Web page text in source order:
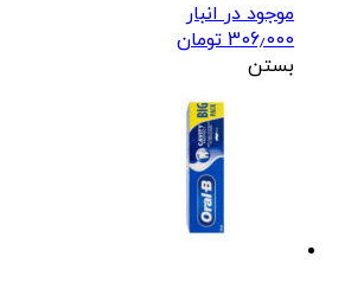
موجود در انبار
306٫000 تومان
بستن